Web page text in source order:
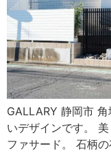
GALLARY 静岡市
いデザインです。
ファサード。 石柄